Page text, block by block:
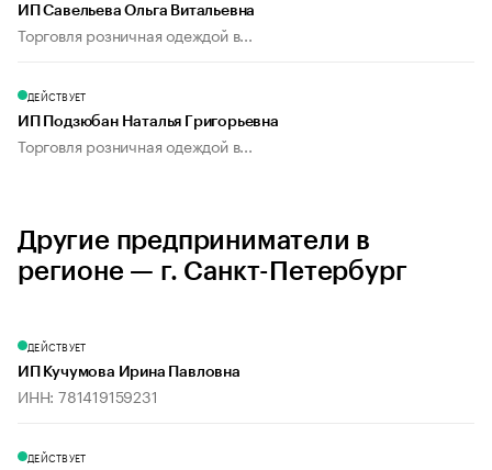
ИП Савельева Ольга Витальевна
Торговля розничная одеждой в...
ДЕЙСТВУЕТ
ИП Подзюбан Наталья Григорьевна
Торговля розничная одеждой в...
Другие предприниматели в
регионе — г. Санкт-Петербург
ДЕЙСТВУЕТ
ИП Кучумова Ирина Павловна
ИНН: 781419159231
ДЕЙСТВУЕТ